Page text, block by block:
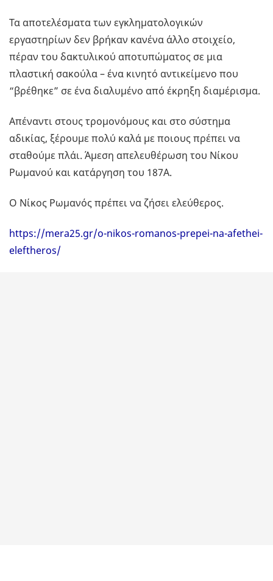
Τα αποτελέσματα των εγκληματολογικών
εργαστηρίων δεν βρήκαν κανένα άλλο στοιχείο,
πέραν του δακτυλικού αποτυπώματος σε μια
πλαστική σακούλα – ένα κινητό αντικείμενο που
“βρέθηκε” σε ένα διαλυμένο από έκρηξη διαμέρισμα.
Απέναντι στους τρομονόμους και στο σύστημα
αδικίας, ξέρουμε πολύ καλά με ποιους πρέπει να
σταθούμε πλάι. Άμεση απελευθέρωση του Νίκου
Ρωμανού και κατάργηση του 187Α.
Ο Νίκος Ρωμανός πρέπει να ζήσει ελεύθερος.
https://mera25.gr/o-nikos-romanos-prepei-na-afethei-
eleftheros/